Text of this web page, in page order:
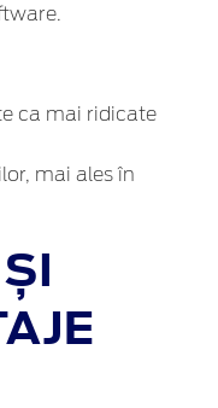
ca mai ridicate
mai ales în